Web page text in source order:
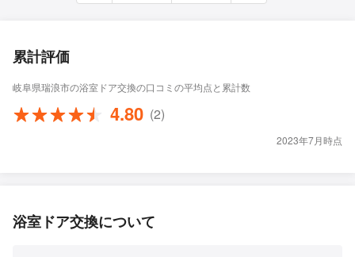
累計評価
岐阜県瑞浪市の浴室ドア交換の口コミの平均点と累計数
4.80 (2)
2023年7月時点
浴室ドア交換について